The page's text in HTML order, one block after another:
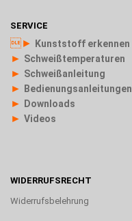
SERVICE
► Kunststoff erkennen
► Schweißtemperaturen
► Schweißanleitung
► Bedienungsanleitungen
► Downloads
► Videos
WIDERRUFSRECHT
Widerrufsbelehrung